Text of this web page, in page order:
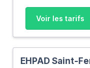
Voir les tarifs
EHPAD Saint-